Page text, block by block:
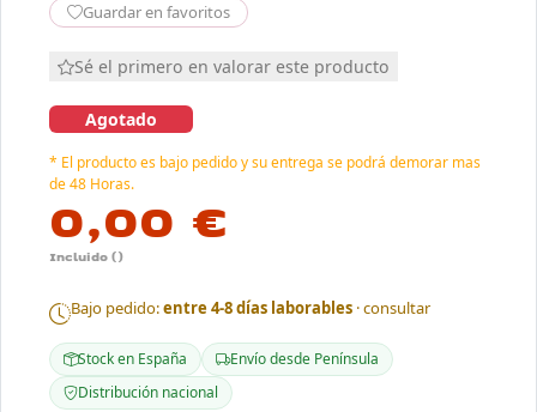
Guardar en favoritos
Sé el primero en valorar este producto
Agotado
* El producto es bajo pedido y su entrega se podrá demorar mas
de 48 Horas.
0,00 €
Incluido ()
Bajo pedido:entre 4-8 días laborables · consultar
Stock en España
Envío desde Península
Distribución nacional